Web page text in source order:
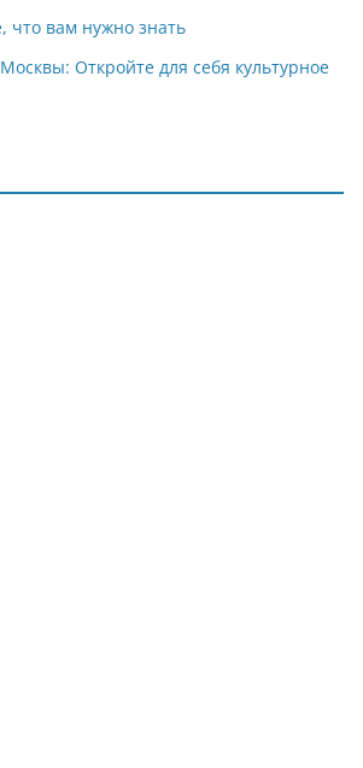
вам нужно знать
Откройте для себя культурное